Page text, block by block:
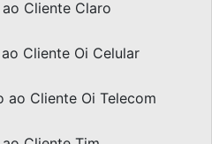
Cliente Claro
Cliente Oi Celular
ao Cliente Oi Telecom